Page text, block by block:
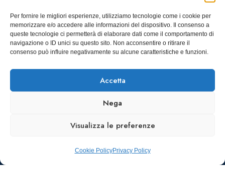
Per fornire le migliori esperienze, utilizziamo tecnologie come i cookie per
memorizzare e/o accedere alle informazioni del dispositivo. Il consenso a
queste tecnologie ci permetterà di elaborare dati come il comportamento di
navigazione o ID unici su questo sito. Non acconsentire o ritirare il
consenso può influire negativamente su alcune caratteristiche e funzioni.
Accetta
Nega
Visualizza le preferenze
Cookie PolicyPrivacy Policy
Tel.: 06328121
infoaiic2026@ega.it
Castelfidardo,
22 10128
Torino
SCARICA
ICS